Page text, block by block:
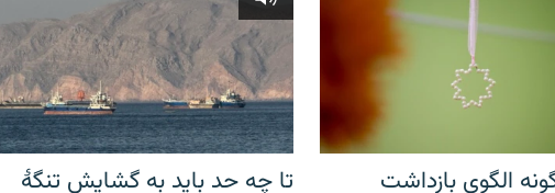
الگوی بازداشت
تا چه حد باید به گشایش تنگهٔ